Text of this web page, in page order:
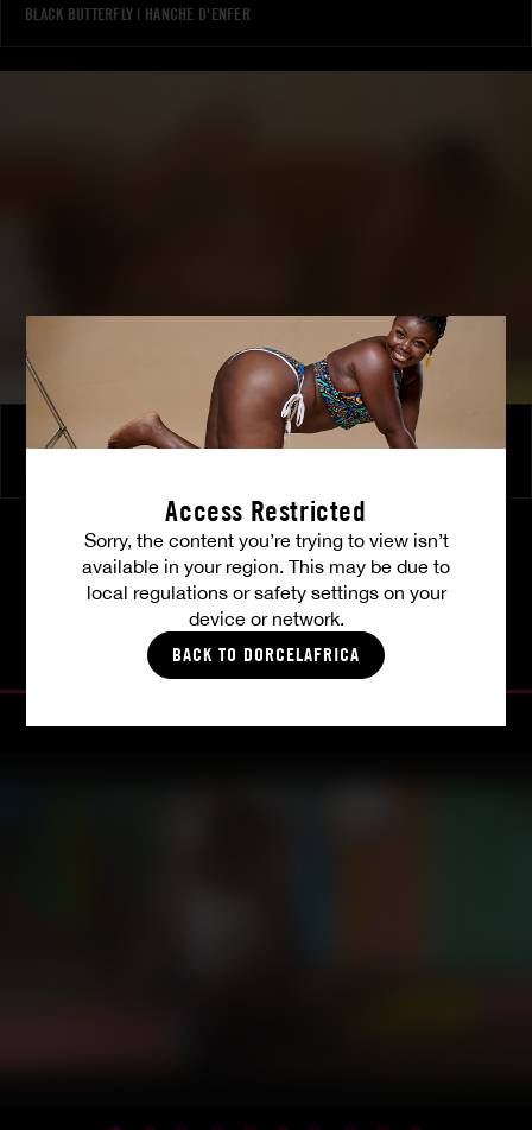
Access Restricted
Sorry, the content you’re trying to view isn’t
available in your region. This may be due to
local regulations or safety settings on your
device or network.
BACK TO DORCELAFRICA
BLACK BUTTERFLY | HANCHE D'ENFER
Mes dames de maison - Elles sont chaudes
TOUTES LES VIDÉOS